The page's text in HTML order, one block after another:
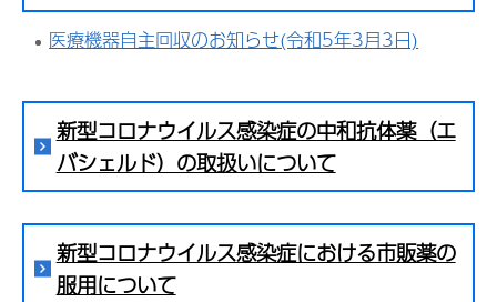
医療機器自主回収のお知らせ(令和5年3月3日)
新型コロナウイルス感染症の中和抗体薬（エ
バシェルド）の取扱いについて
新型コロナウイルス感染症における市販薬の
服用について